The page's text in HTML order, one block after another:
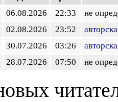
06.08.2026 22:33
не
02.08.2026 23:52
30.07.2026 03:26
28.07.2026 07:50 не